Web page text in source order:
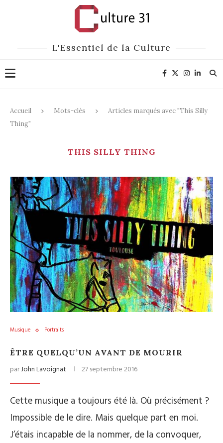
L'Essentiel de la Culture
Accueil Mots-clés
Articles marqués avec "This Silly
Thing"
THIS SILLY THING
Musique Portraits
ÊTRE QUELQU’UN AVANT DE MOURIR
parJohn Lavoignat 27 septembre 2016
Cette musique a toujours été là. Où précisément ?
Impossible de le dire. Mais quelque part en moi.
J’étais incapable de la nommer, de la convoquer,